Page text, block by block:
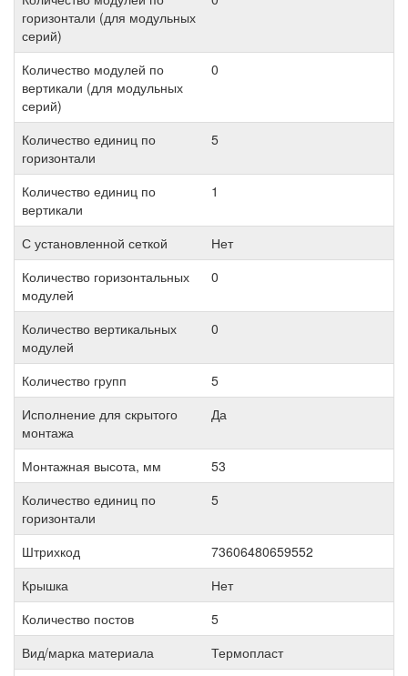
горизонтали (для модульных
серий)
Количество модулей по
вертикали (для модульных
серий)
0
Количество единиц по
горизонтали
5
Количество единиц по
вертикали
1
С установленной сеткой
Нет
Количество горизонтальных
модулей
0
Количество вертикальных
модулей
0
Количество групп
5
Исполнение для скрытого
монтажа
Да
Монтажная высота, мм
53
Количество единиц по
горизонтали
5
Штрихкод
73606480659552
Крышка
Нет
Количество постов
5
Вид/марка материала
Термопласт